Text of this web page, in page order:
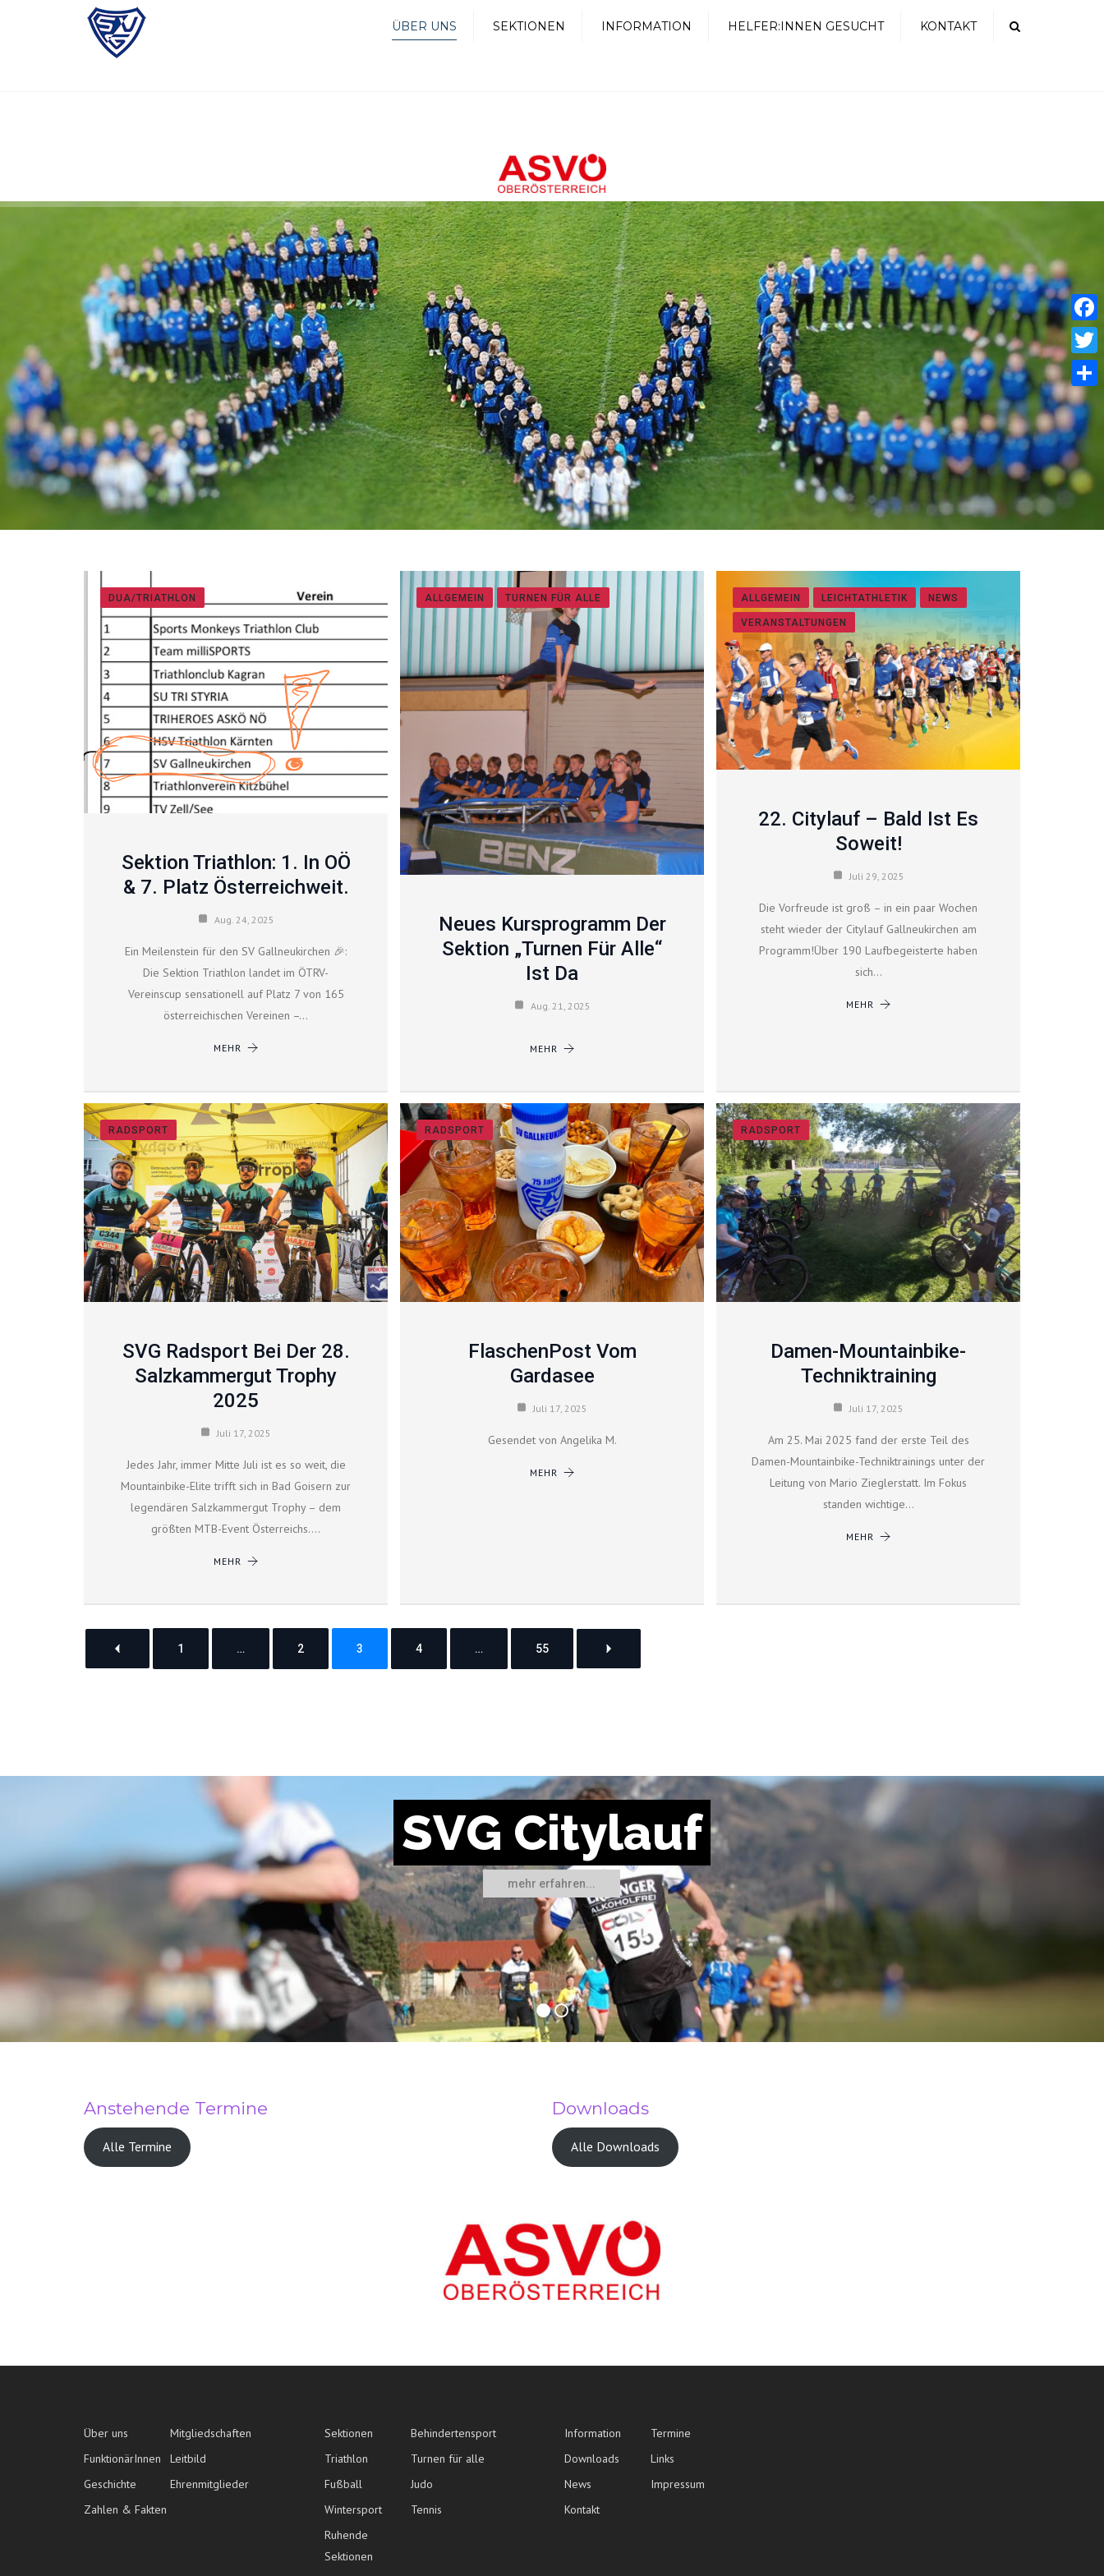
ÜBER UNS
ZAHLEN & FAKTEN
SEKTIONEN
FUSSBALL
WINTERSPORT
LEICHTATHLETIK
CITYLAUF
TENNIS
TISCHTENNIS
RADSPORT
VOLLEYBALL
RUHENDE SEKTIONEN
INFORMATION
IMPRESSUM
HELFER:INNEN GESUCHT KONTAKT
DUA/TRIATHLON
Sektion Triathlon: 1. In OÖ
& 7. Platz Österreichweit.
Aug. 24, 2025
Ein Meilenstein für den SV Gallneukirchen 🎉:
Die Sektion Triathlon landet im ÖTRV-
Vereinscup sensationell auf Platz 7 von 165
österreichischen Vereinen –…
MEHR
ALLGEMEIN TURNEN FÜR ALLE
Neues Kursprogramm Der
Sektion „Turnen Für Alle“
Ist Da
Aug. 21, 2025
MEHR
ALLGEMEIN LEICHTATHLETIK NEWS
VERANSTALTUNGEN
22. Citylauf – Bald Ist Es
Soweit!
Juli 29, 2025
Die Vorfreude ist groß – in ein paar Wochen
steht wieder der Citylauf Gallneukirchen am
Programm!Über 190 Laufbegeisterte haben
sich…
MEHR
RADSPORT
SVG Radsport Bei Der 28.
Salzkammergut Trophy
2025
Juli 17, 2025
Jedes Jahr, immer Mitte Juli ist es so weit, die
Mountainbike-Elite trifft sich in Bad Goisern zur
legendären Salzkammergut Trophy – dem
größten MTB-Event Österreichs.…
MEHR
RADSPORT
FlaschenPost Vom
Gardasee
Juli 17, 2025
Gesendet von Angelika M.
MEHR
RADSPORT
Damen-Mountainbike-
Techniktraining
Juli 17, 2025
Am 25. Mai 2025 fand der erste Teil des
Damen-Mountainbike-Techniktrainings unter der
Leitung von Mario Zieglerstatt. Im Fokus
standen wichtige…
MEHR
1 … 2 3 4 … 55
SVG Citylauf
mehr erfahren...
Anstehende Termine
Alle Termine
Downloads
Alle Downloads
Über uns
Mitgliedschaften
FunktionärInnen
Leitbild
Geschichte
Ehrenmitglieder
Zahlen & Fakten
Sektionen
Behindertensport
Triathlon
Turnen für alle
Fußball
Judo
Wintersport
Tennis
Ruhende
Sektionen
Information
Termine
Downloads
Links
News
Impressum
Kontakt
Twitter
Teilen